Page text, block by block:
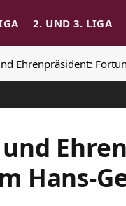
2. UND 3. LIGA
Ehrenpräsident:
Hans-